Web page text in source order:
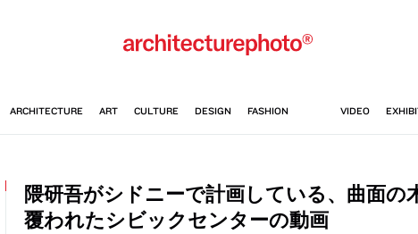
隈研吾がシドニーで計画している、曲面の
覆われたシビックセンターの動画